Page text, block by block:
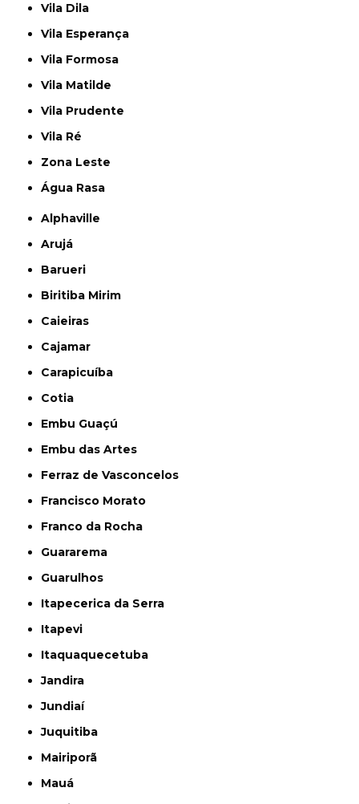
Vila Dila
Vila Esperança
Vila Formosa
Vila Matilde
Vila Prudente
Vila Ré
Zona Leste
Água Rasa
Alphaville
Arujá
Barueri
Biritiba Mirim
Caieiras
Cajamar
Carapicuíba
Cotia
Embu Guaçú
Embu das Artes
Ferraz de Vasconcelos
Francisco Morato
Franco da Rocha
Guararema
Guarulhos
Itapecerica da Serra
Itapevi
Itaquaquecetuba
Jandira
Jundiaí
Juquitiba
Mairiporã
Mauá